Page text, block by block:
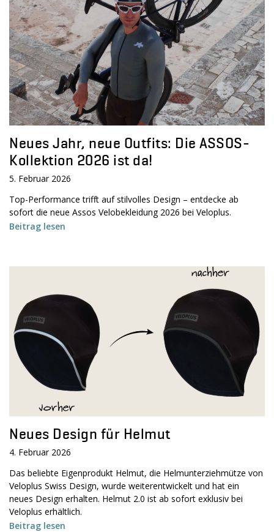
Neues Jahr, neue Outfits: Die ASSOS-
Kollektion 2026 ist da!
5. Februar 2026
Top-Performance trifft auf stilvolles Design – entdecke ab
sofort die neue Assos Velobekleidung 2026 bei Veloplus.
Beitrag lesen
Neues Design für Helmut
4. Februar 2026
Das beliebte Eigenprodukt Helmut, die Helmunterziehmütze von
Veloplus Swiss Design, wurde weiterentwickelt und hat ein
neues Design erhalten. Helmut 2.0 ist ab sofort exklusiv bei
Veloplus erhältlich.
Beitrag lesen